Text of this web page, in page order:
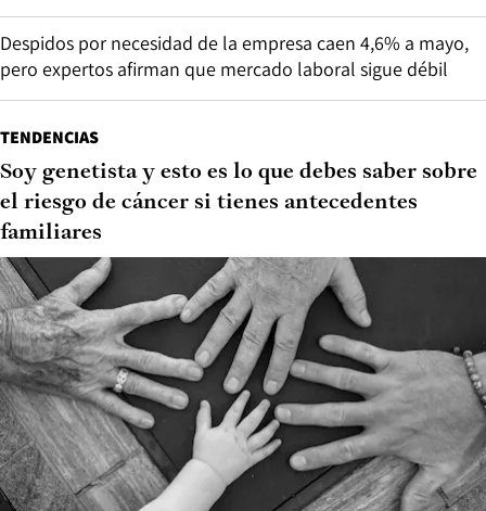
Despidos por necesidad de la empresa caen 4,6% a mayo,
pero expertos afirman que mercado laboral sigue débil
TENDENCIAS
Soy genetista y esto es lo que debes saber sobre
el riesgo de cáncer si tienes antecedentes
familiares